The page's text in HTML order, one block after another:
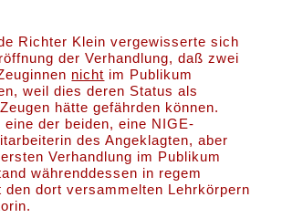
Richter Klein vergewisserte sich
der Verhandlung, daß zwei
nicht im Publikum
weil dies deren Status als
hätte gefährden können.
der beiden, eine NIGE-
des Angeklagten, aber
Verhandlung im Publikum
währenddessen in regem
den dort versammelten Lehrkörpern